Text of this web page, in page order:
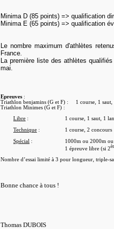
Minima D (85 points) => qualification
Minima E (65 points) => qualification
Le nombre maximum d'athlètes
France.
La première liste des athlètes
mai.
Epreuves :
Triathlon benjamins (G et F) :
1 course, 1
Triathlon Minimes (G et F) :
Libre : 1 course, 1 saut, 1
Technique : 1 course, 2 concours
Spécial :
1000m ou 2000m
1 épreuve libre (si 2
Nombre d’essai limité à 3 pour longueur, triple-
Bonne chance à tous !
Thomas DUBOIS